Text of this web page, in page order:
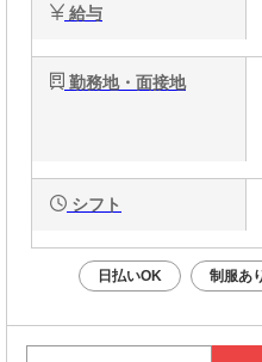
給与
勤務地・面接地
シフト
日払いOK 制服あ